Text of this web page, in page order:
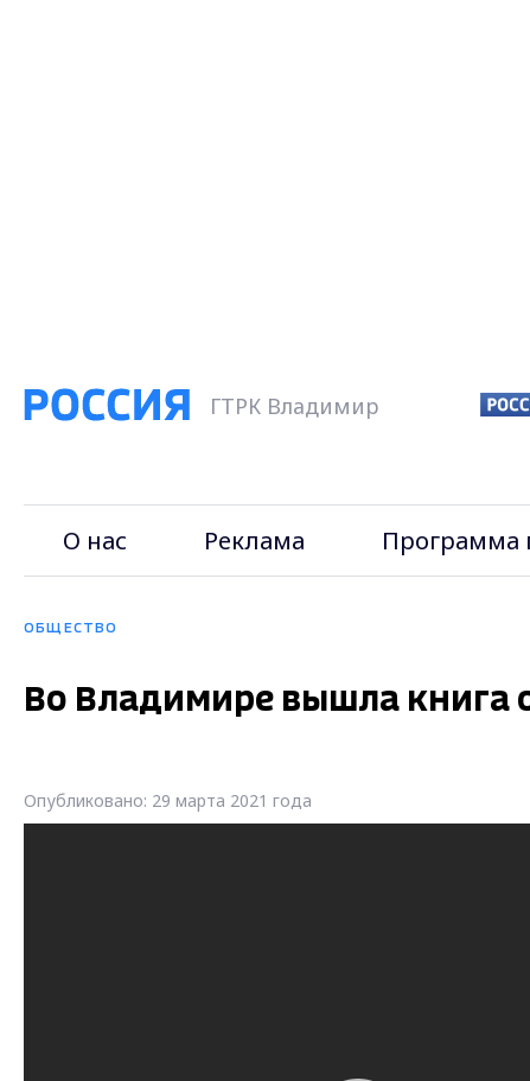
ГТРК Владимир
О нас Реклама Программа
ОБЩЕСТВО
Во Владимире вышла книга
Опубликовано: 29 марта 2021 года